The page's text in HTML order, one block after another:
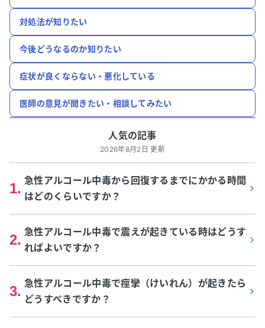
対処法が知りたい
今後どうなるのか知りたい
症状が良くならない・悪化している
医師の意見が聞きたい・相談してみたい
人気の記事
2026年8月2日 更新
1. 急性アルコール中毒から回復するまでにかかる時間
はどのくらいですか？
2. 急性アルコール中毒で震えが起きている時はどうす
ればよいですか？
3. 急性アルコール中毒で痙攣（けいれん）が起きたら
どうすべきですか？